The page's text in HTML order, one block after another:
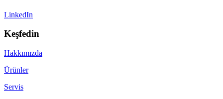
LinkedIn
Keşfedin
Hakkımızda
Ürünler
Servis